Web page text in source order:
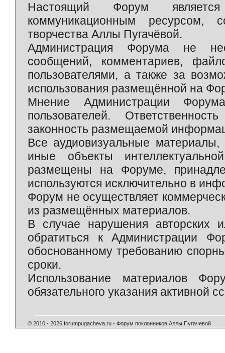
Настоящий Форум является
коммуникационным ресурсом,
творчества Аллы Пугачёвой.
Администрация Форума не
сообщений, комментариев,
пользователями, а также за
использования размещённой на
Мнение Администрации
пользователей.
законность размещаемой
Все аудиовизуальные
иные объекты
размещены на Форуме,
используются исключительно в
Форум не осуществляет
из размещённых материалов.
В случае нарушения авторских
обратиться к Администрации
обоснованному требованию
сроки.
Использование материалов
обязательного указания активной
© 2010 - 2026 forumpugacheva.ru - Форум поклонников Аллы Пугачевой